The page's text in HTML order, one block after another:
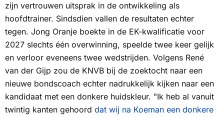
zijn vertrouwen uitsprak in de ontwikkeling als
hoofdtrainer. Sindsdien vallen de resultaten echter
tegen. Jong Oranje boekte in de EK-kwalificatie voor
2027 slechts één overwinning, speelde twee keer gelijk
en verloor eveneens twee wedstrijden. Volgens René
van der Gijp zou de KNVB bij de zoektocht naar een
nieuwe bondscoach echter nadrukkelijk kijken naar een
kandidaat met een donkere huidskleur. "Ik heb al vanuit
twintig kanten gehoord dat wij na Koeman een donkere